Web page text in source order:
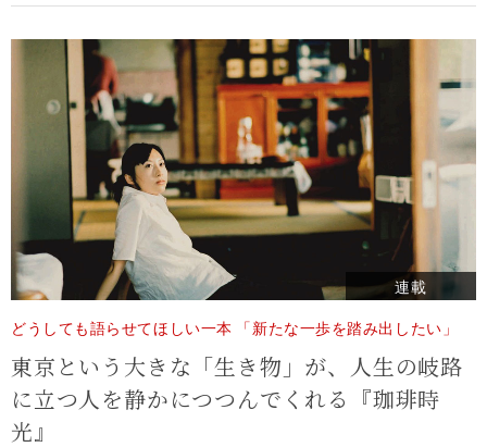
連載
どうしても語らせてほしい一本 「新たな一歩を踏み出したい」
東京という大きな「生き物」が、 人生の岐路
に立つ人を静かにつつんでくれる『珈琲時
光』